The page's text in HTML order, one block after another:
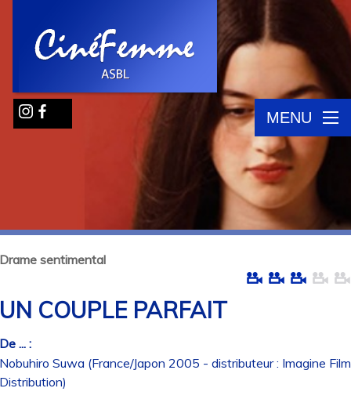
MENU
sentimental
COUPLE PARFAIT
... :
Suwa (France/Japon 2005 - distributeur : Imagine Film